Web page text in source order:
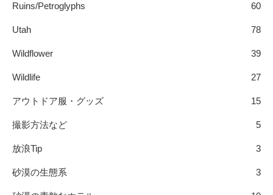
Ruins/Petroglyphs 60
Utah 78
Wildflower 39
Wildlife 27
アウトドア服・グッズ 15
撮影方法など 5
放浪Tip 3
砂漠の生態系 3